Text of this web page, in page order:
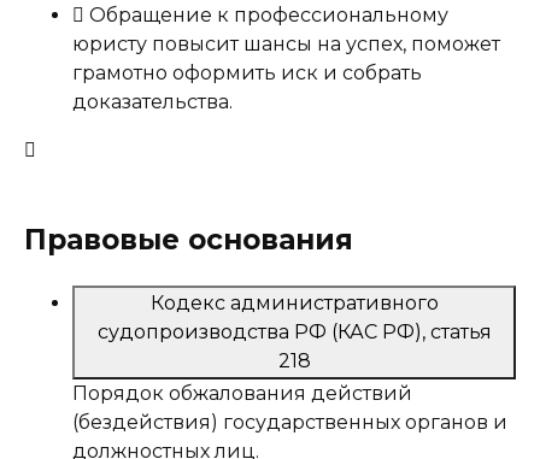
Обращение к профессиональному
юристу повысит шансы на успех, поможет
грамотно оформить иск и собрать
доказательства.
Правовые основания
Кодекс административного
судопроизводства РФ (КАС РФ), статья
218
Порядок обжалования действий
(бездействия) государственных органов и
должностных лиц.